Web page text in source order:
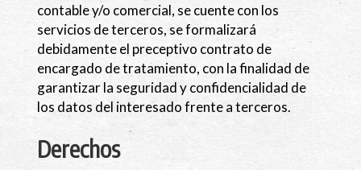
contable y/o comercial, se cuente con los
servicios de terceros, se formalizará
debidamente el preceptivo contrato de
encargado de tratamiento, con la finalidad de
garantizar la seguridad y confidencialidad de
los datos del interesado frente a terceros.
Derechos